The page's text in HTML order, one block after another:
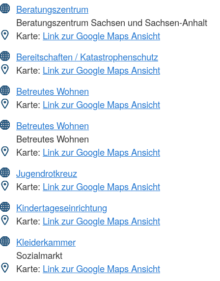
Beratungszentrum
Beratungszentrum Sachsen und Sachsen-Anhalt
Karte: Link zur Google Maps Ansicht
Bereitschaften / Katastrophenschutz
Karte: Link zur Google Maps Ansicht
Betreutes Wohnen
Karte: Link zur Google Maps Ansicht
Betreutes Wohnen
Betreutes Wohnen
Karte: Link zur Google Maps Ansicht
Jugendrotkreuz
Karte: Link zur Google Maps Ansicht
Kindertageseinrichtung
Karte: Link zur Google Maps Ansicht
Kleiderkammer
Sozialmarkt
Karte: Link zur Google Maps Ansicht